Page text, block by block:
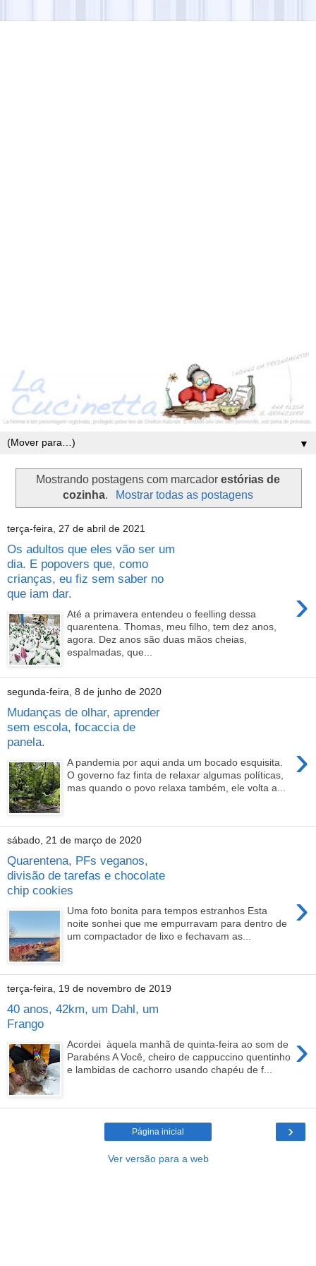
▼
Mostrando postagens com marcador estórias de
cozinha. Mostrar todas as postagens
terça-feira, 27 de abril de 2021
Os adultos que eles vão ser um
dia. E popovers que, como
crianças, eu fiz sem saber no
que iam dar.
›
Até a primavera entendeu o feelling dessa
quarentena. Thomas, meu filho, tem dez anos,
agora. Dez anos são duas mãos cheias,
espalmadas, que...
segunda-feira, 8 de junho de 2020
Mudanças de olhar, aprender
sem escola, focaccia de
panela.
›
A pandemia por aqui anda um bocado esquisita.
O governo faz finta de relaxar algumas políticas,
mas quando o povo relaxa também, ele volta a...
sábado, 21 de março de 2020
Quarentena, PFs veganos,
divisão de tarefas e chocolate
chip cookies
›
Uma foto bonita para tempos estranhos Esta
noite sonhei que me empurravam para dentro de
um compactador de lixo e fechavam as...
terça-feira, 19 de novembro de 2019
40 anos, 42km, um Dahl, um
Frango
›
Acordei àquela manhã de quinta-feira ao som de
Parabéns A Você, cheiro de cappuccino quentinho
e lambidas de cachorro usando chapéu de f...
›
Página inicial
Ver versão para a web